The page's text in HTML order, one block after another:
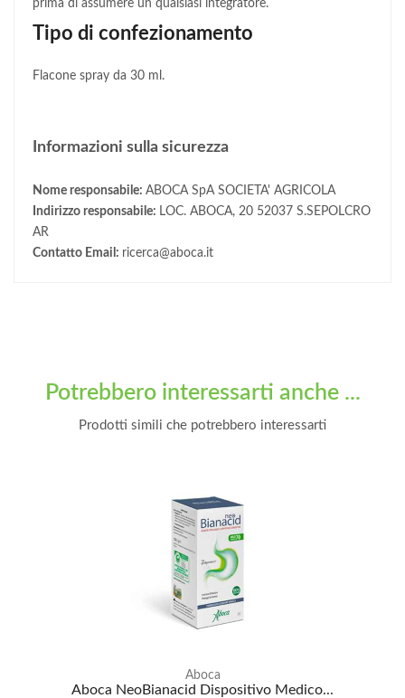
prima di assumere un qualsiasi integratore.
Tipo di confezionamento
Flacone spray da 30 ml.
Informazioni sulla sicurezza
Nome responsabile: ABOCA SpA SOCIETA' AGRICOLA
Indirizzo responsabile: LOC. ABOCA, 20 52037 S.SEPOLCRO
AR
Contatto Email: ricerca@aboca.it
Potrebbero interessarti anche ...
Prodotti simili che potrebbero interessarti
Aboca
Aboca NeoBianacid Dispositivo Medico...